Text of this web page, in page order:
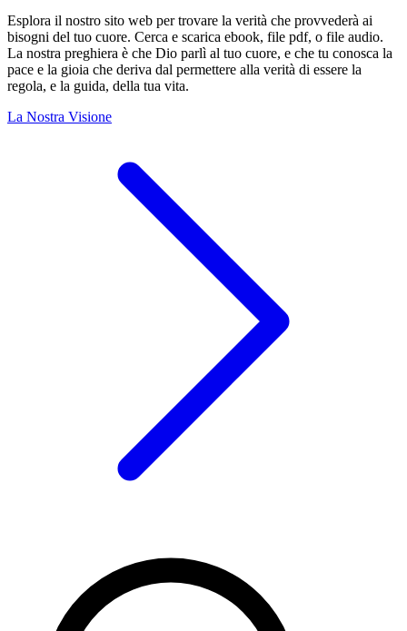
Esplora il nostro sito web per trovare la verità che provvederà ai
bisogni del tuo cuore. Cerca e scarica ebook, file pdf, o file audio.
La nostra preghiera è che Dio parlì al tuo cuore, e che tu conosca la
pace e la gioia che deriva dal permettere alla verità di essere la
regola, e la guida, della tua vita.
La Nostra Visione